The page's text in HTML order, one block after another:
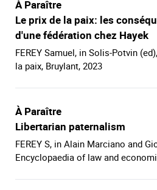
À Paraître
Le prix de la paix: les
d'une fédération chez Hayek
FEREY Samuel, in Solis-Potvin
la paix, Bruylant, 2023
À Paraître
Libertarian paternalism
FEREY S, in Alain Marciano and
Encyclopaedia of law and